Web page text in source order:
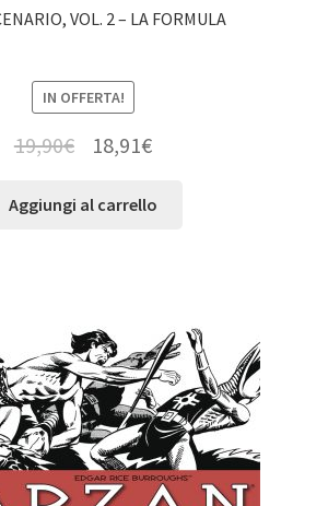
VOL. 2 – LA FORMULA
IN OFFERTA!
19,90€ 18,91€
Aggiungi al carrello